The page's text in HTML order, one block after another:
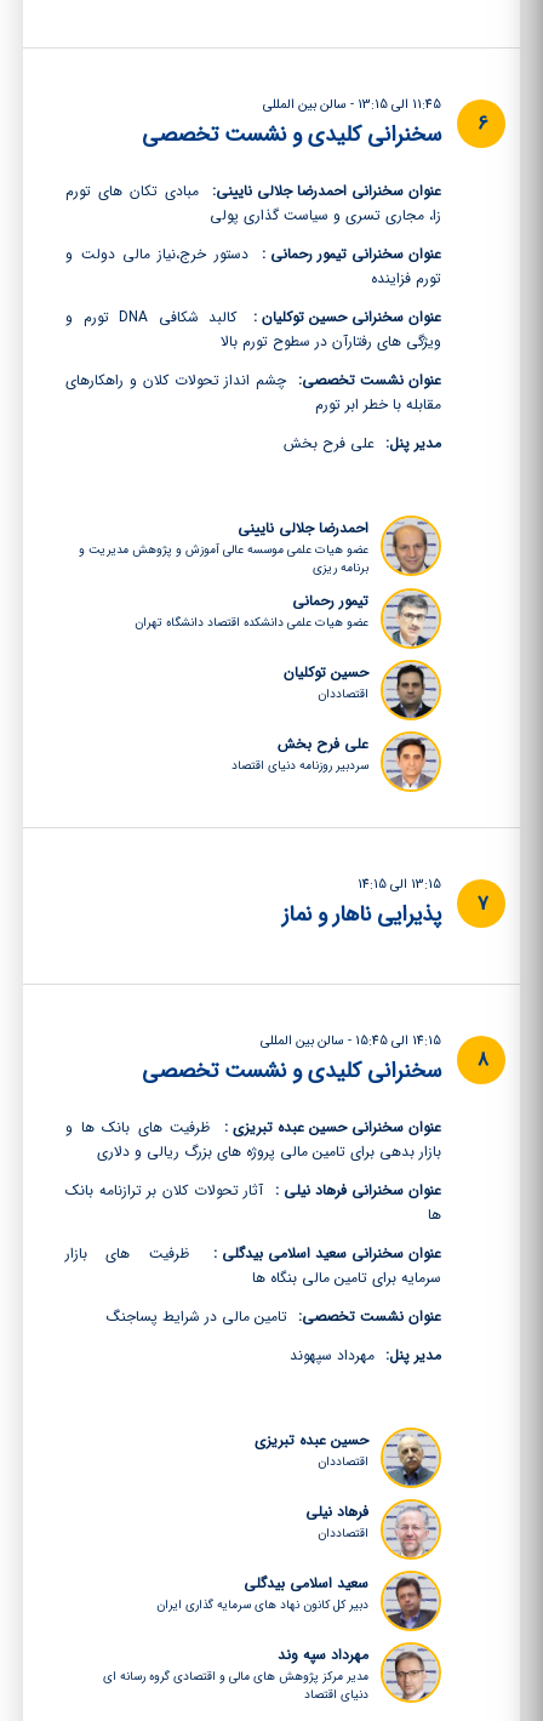
11:45 الی 13:15 - سالن بین المللی
سخنرانی کلیدی و نشست تخصصی
عنوان سخنرانی احمدرضا جلالی نایینی:
مبادی تکان های تورم
زا، مجاری تسری و سیاست گذاری پولی
عنوان سخنرانی تیمور رحمانی :
دستور خرج،نیاز مالی دولت و
تورم فزاینده
عنوان سخنرانی حسین توکلیان :
کالبد شکافی DNA تورم و
ویژگی های رفتارآن در سطوح تورم بالا
عنوان نشست تخصصی: چشم انداز تحولات کلان و راهکارهای
مقابله با خطر ابر تورم
مدیر پنل: علی فرح بخش
احمدرضا جلالی نایینی
عضو هیات علمی موسسه عالی آموزش و پژوهش مدیریت و
برنامه ریزی
تیمور رحمانی
عضو هیات علمی دانشکده اقتصاد دانشگاه تهران
حسین توکلیان
اقتصاددان
علی فرح بخش
سردبیر روزنامه دنیای اقتصاد
6
13:15 الی 14:15
پذیرایی ناهار و نماز 7
14:15 الی 15:45 - سالن بین المللی
سخنرانی کلیدی و نشست تخصصی
عنوان سخنرانی حسین عبده تبریزی :
ظرفیت های بانک ها و
بازار بدهی برای تامین مالی پروژه های بزرگ ریالی و دلاری
عنوان سخنرانی فرهاد نیلی : آثار تحولات کلان بر ترازنامه بانک
ها
عنوان سخنرانی سعید اسلامی بیدگلی :
ظرفیت های بازار
سرمایه برای تامین مالی بنگاه ها
عنوان نشست تخصصی: تامین مالی در شرایط پساجنگ
مدیر پنل: مهرداد سپهوند
حسین عبده تبریزی
اقتصاددان
فرهاد نیلی
اقتصاددان
سعید اسلامی بیدگلی
دبیر کل کانون نهاد های سرمایه گذاری ایران
مهرداد سپه وند
مدیر مرکز پژوهش های مالی و اقتصادی گروه رسانه ای
دنیای اقتصاد
8